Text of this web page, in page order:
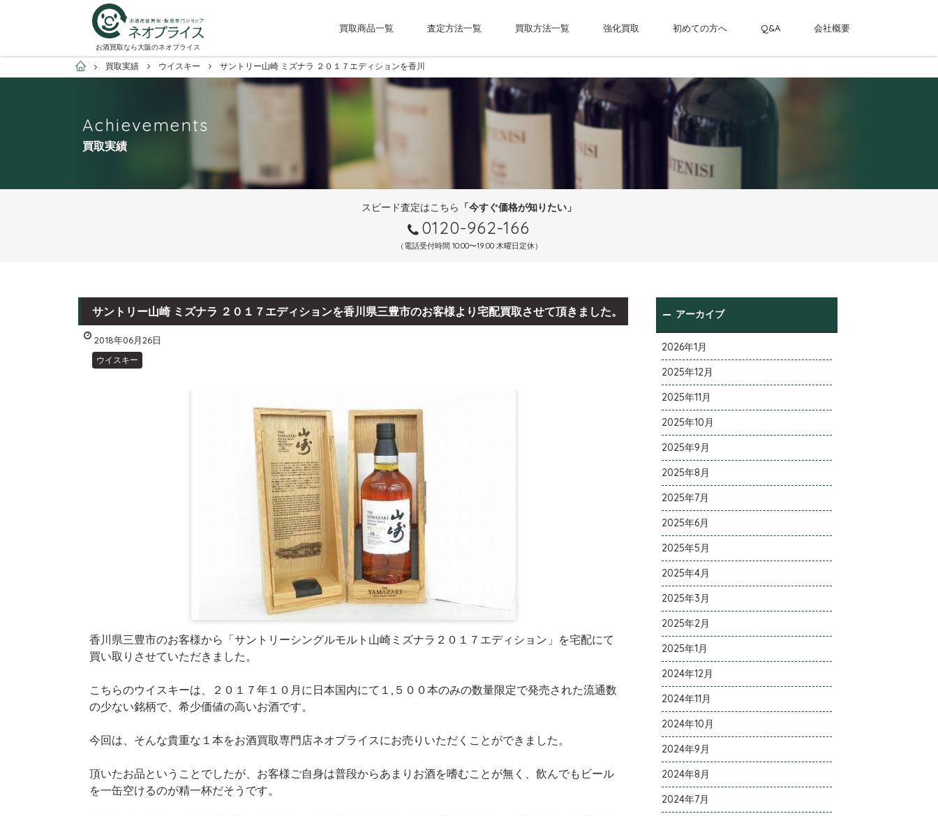
お酒買取なら大阪のネオプライス
買取商品一覧 査定方法一覧 買取方法一覧 強化買取 初めての方へ Q&A 会社概要
お酒買取専門店ネオプライス
買取実績 ウイスキー サントリー山崎 ミズナラ ２０１７エディションを香川県三豊市のお客様より宅配買取させて頂きました。
Achievements
買取実績
スピード査定はこちら 「今すぐ価格が知りたい」
0120-962-166
（電話受付時間 10:00〜19:00 木曜日定休）
サントリー山崎 ミズナラ ２０１７エディションを香川県三豊市のお客様より宅配買取させて頂きました。
2018年06月26日
ウイスキー
香川県三豊市のお客様から「サントリーシングルモルト山崎ミズナラ２０１７エディション」を宅配にて
買い取りさせていただきました。
こちらのウイスキーは、２０１７年１０月に日本国内にて１,５００本のみの数量限定で発売された流通数
の少ない銘柄で、希少価値の高いお酒です。
今回は、そんな貴重な１本をお酒買取専門店ネオプライスにお売りいただくことができました。
頂いたお品ということでしたが、お客様ご自身は普段からあまりお酒を嗜むことが無く、飲んでもビール
を一缶空けるのが精一杯だそうです。
アーカイブ
2026年1月
2025年12月
2025年11月
2025年10月
2025年9月
2025年8月
2025年7月
2025年6月
2025年5月
2025年4月
2025年3月
2025年2月
2025年1月
2024年12月
2024年11月
2024年10月
2024年9月
2024年8月
2024年7月